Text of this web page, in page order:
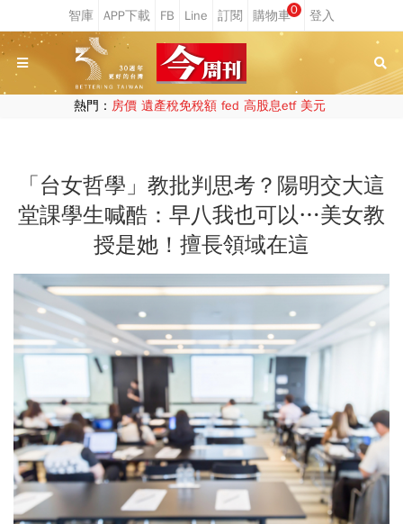
0
熱門： 房價 遺產稅免稅額 fed 高股息etf 美元
「台女哲學」教批判思考？陽明交大這
堂課學生喊酷：早八我也可以…美女教
授是她！擅長領域在這